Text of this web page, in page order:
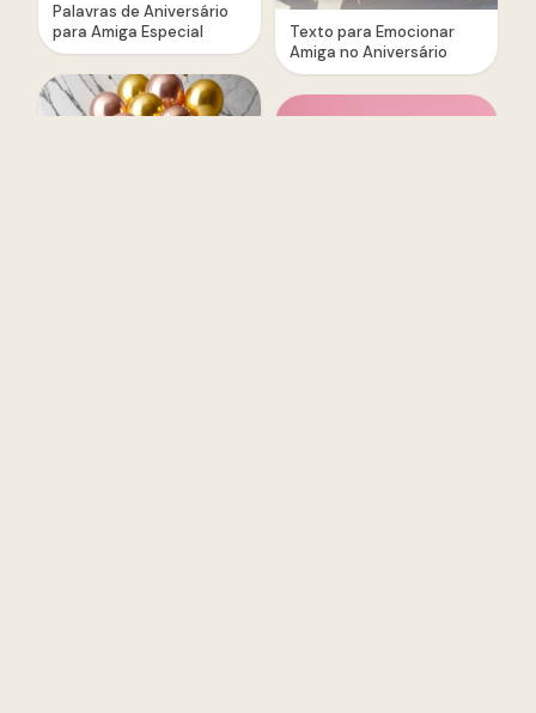
Palavras de Aniversário
para Amiga Especial
Texto para Emocionar
Amiga no Aniversário